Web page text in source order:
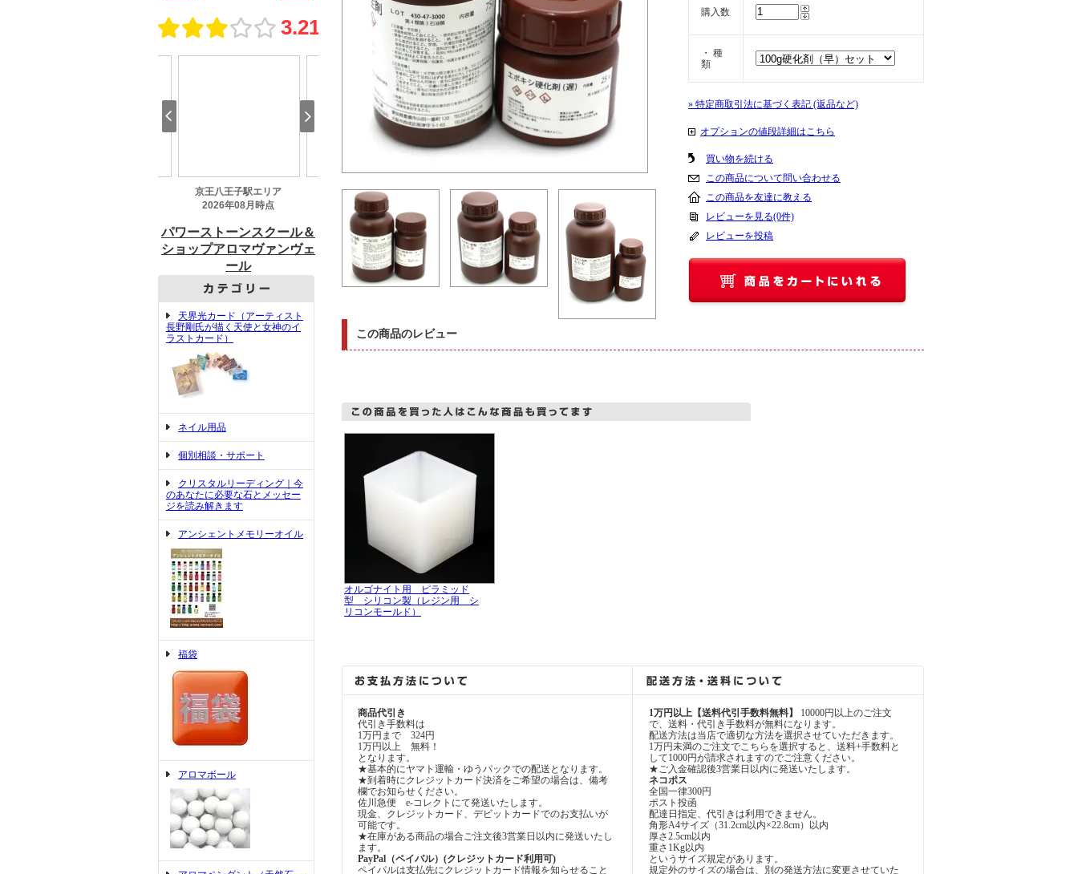
天界光カード（アーティスト
長野剛氏が描く天使と女神のイ
ラストカード）
ネイル用品
個別相談・サポート
クリスタルリーディング｜今
のあなたに必要な石とメッセー
ジを読み解きます
アンシェントメモリーオイル
福袋
アロマボール
購入数
・ 種
類
» 特定商取引法に基づく表記 (返品など)
オプションの値段詳細はこちら
買い物を続ける
この商品について問い合わせる
この商品を友達に教える
レビューを見る(0件)
レビューを投稿
この商品のレビュー
オルゴナイト用 ピラミッド
型 シリコン製（レジン用 シ
リコンモールド）
商品代引き
代引き手数料は
1万円まで 324円
1万円以上 無料！
となります。
★基本的にヤマト運輸・ゆうパックでの配送となります。
★到着時にクレジットカード決済をご希望の場合は、備考
欄でお知らせください。
佐川急便 e-コレクトにて発送いたします。
現金、クレジットカード、デビットカードでのお支払いが
可能です。
★在庫がある商品の場合ご注文後3営業日以内に発送いたし
ます。
PayPal（ペイパル）(クレジットカード利用可)
ペイパルは支払先にクレジットカード情報を知らせること
1万円以上【送料代引手数料無料】
10000円以上のご注文
で、送料・代引き手数料が無料になります。
配送方法は当店で適切な方法を選択させていただきます。
1万円未満のご注文でこちらを選択すると、送料+手数料と
して1000円が請求されますのでご注意ください。
★ご入金確認後3営業日以内に発送いたします。
ネコポス
全国一律300円
ポスト投函
配達日指定、代引きは利用できません。
角形A4サイズ（31.2cm以内×22.8cm）以内
厚さ2.5cm以内
重さ1Kg以内
というサイズ規定があります。
規定外のサイズの場合は、別の発送方法に変更させていた